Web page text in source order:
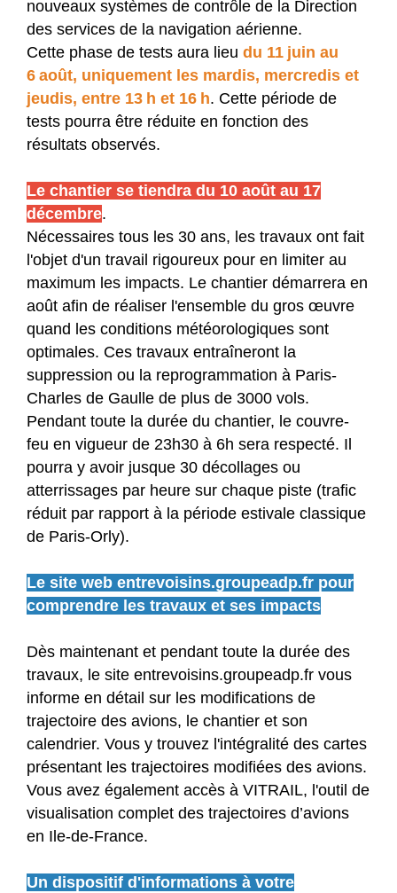
nouveaux systèmes de contrôle de la Direction
des services de la navigation aérienne.
Cette phase de tests aura lieu du 11 juin au
6 août, uniquement les mardis, mercredis et
jeudis, entre 13 h et 16 h. Cette période de
tests pourra être réduite en fonction des
résultats observés.
Le chantier se tiendra du 10 août au 17
décembre.
Nécessaires tous les 30 ans, les travaux ont fait
l'objet d'un travail rigoureux pour en limiter au
maximum les impacts. Le chantier démarrera en
août afin de réaliser l'ensemble du gros œuvre
quand les conditions météorologiques sont
optimales. Ces travaux entraîneront la
suppression ou la reprogrammation à Paris-
Charles de Gaulle de plus de 3000 vols.
Pendant toute la durée du chantier, le couvre-
feu en vigueur de 23h30 à 6h sera respecté. Il
pourra y avoir jusque 30 décollages ou
atterrissages par heure sur chaque piste (trafic
réduit par rapport à la période estivale classique
de Paris-Orly).
Le site web entrevoisins.groupeadp.fr pour
comprendre les travaux et ses impacts
Dès maintenant et pendant toute la durée des
travaux, le site entrevoisins.groupeadp.fr vous
informe en détail sur les modifications de
trajectoire des avions, le chantier et son
calendrier. Vous y trouvez l'intégralité des cartes
présentant les trajectoires modifiées des avions.
Vous avez également accès à VITRAIL, l'outil de
visualisation complet des trajectoires d’avions
en Ile-de-France.
Un dispositif d'informations à votre